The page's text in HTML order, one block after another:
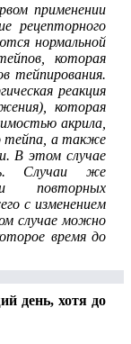
применении
рецепторного
нормальной
которая
тейпирования.
реакция
которая
акрила,
тейпа, а также
В этом случае
Случаи же
повторных
с изменением
случае можно
время до
день, хотя до